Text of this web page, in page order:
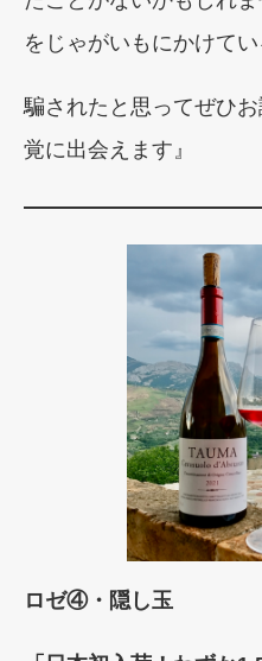
をじゃがいもにかけてい
騙されたと思ってぜひ
覚に出会えます』
ロゼ④・隠し玉